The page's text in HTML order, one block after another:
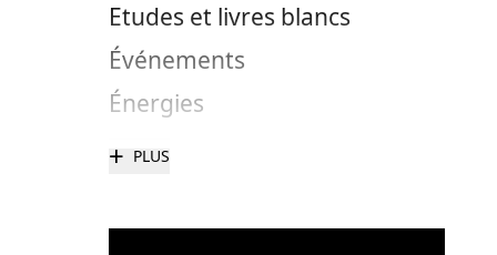
Etudes et livres blancs
Événements
Énergies
+ PLUS